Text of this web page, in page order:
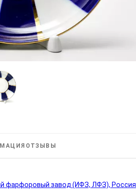
ОТЗЫВЫ
фарфоровый завод (ИФЗ, ЛФЗ), Россия